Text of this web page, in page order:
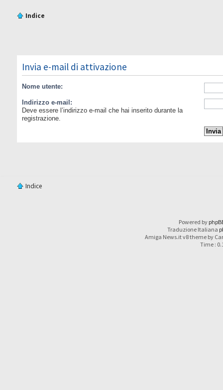
Indice
Invia e-mail di attivazione
Nome utente:
Indirizzo e-mail:
Deve essere l’indirizzo e-mail che hai inserito durante la
registrazione.
Indice
Powered by
Traduzione Italiana
Amiga News.it v8 theme by
Time :